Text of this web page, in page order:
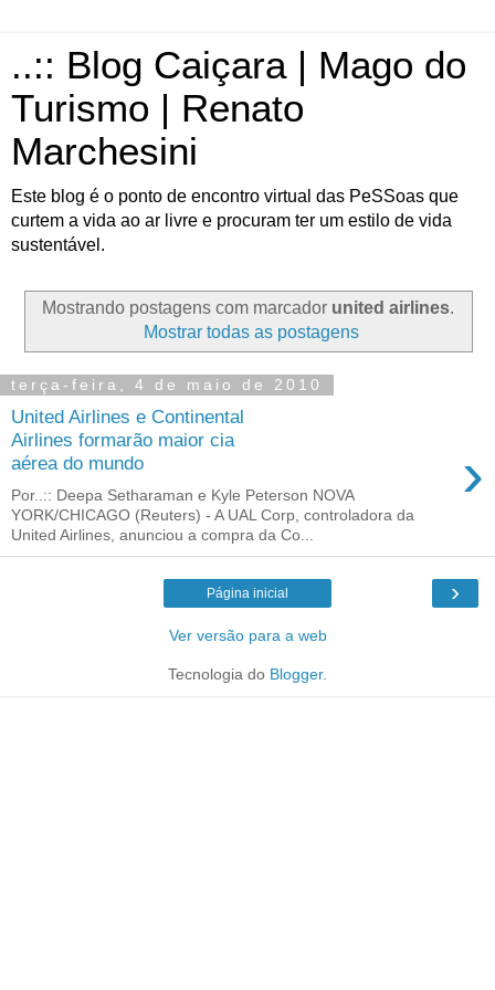
..:: Blog Caiçara | Mago do
Turismo | Renato
Marchesini
Este blog é o ponto de encontro virtual das PeSSoas que
curtem a vida ao ar livre e procuram ter um estilo de vida
sustentável.
Mostrando postagens com marcador united airlines.
Mostrar todas as postagens
terça-feira, 4 de maio de 2010
United Airlines e Continental
Airlines formarão maior cia
aérea do mundo
›
Por..:: Deepa Setharaman e Kyle Peterson NOVA
YORK/CHICAGO (Reuters) - A UAL Corp, controladora da
United Airlines, anunciou a compra da Co...
›
Página inicial
Ver versão para a web
Tecnologia do Blogger.